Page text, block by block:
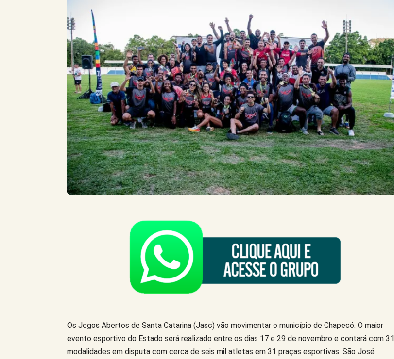
Os Jogos Abertos de Santa Catarina (Jasc) vão movimentar o município de Chapecó. O maior
evento esportivo do Estado será realizado entre os dias 17 e 29 de novembro e contará com 31
modalidades em disputa com cerca de seis mil atletas em 31 praças esportivas. São José